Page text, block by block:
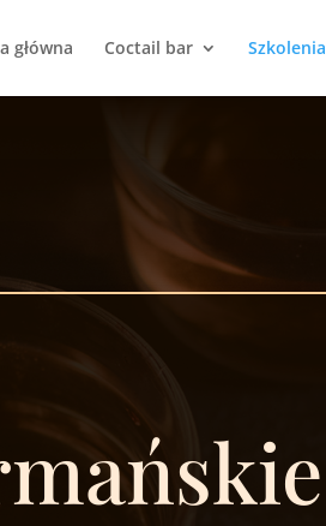
główna Coctail bar Szkolenia